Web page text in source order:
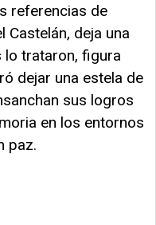
referencias de
Castelán, deja una
lo trataron, figura
dejar una estela de
sus logros
en los entornos
paz.